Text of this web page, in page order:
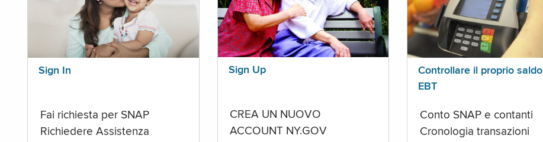
Sign In
Fai richiesta per SNAP
Richiedere Assistenza
Sign Up
CREA UN NUOVO
ACCOUNT NY.GOV
Controllare il proprio saldo
EBT
Conto SNAP e contanti
Cronologia transazioni